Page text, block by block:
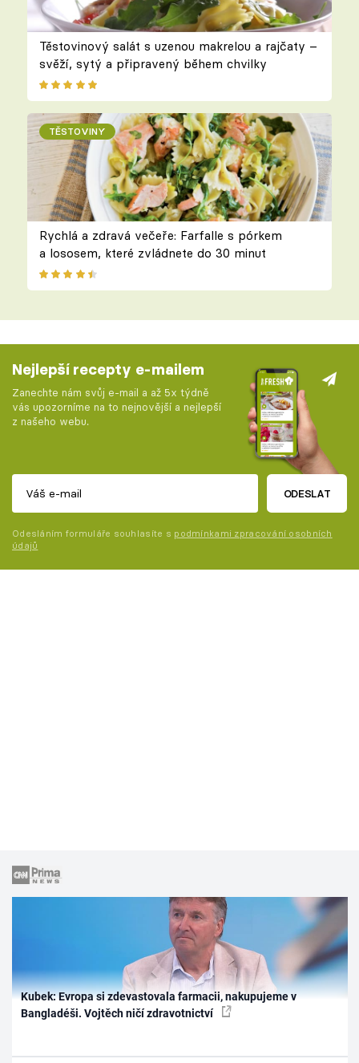
Těstovinový salát s uzenou makrelou a rajčaty –
svěží, sytý a připravený během chvilky
TĚSTOVINY
Rychlá a zdravá večeře: Farfalle s pórkem
a lososem, které zvládnete do 30 minut
Nejlepší recepty e-mailem
Zanechte nám svůj e-mail a až 5x týdně
vás upozorníme na to nejnovější a nejlepší
z našeho webu.
ODESLAT
Odesláním formuláře souhlasíte s podmínkami zpracování osobních
údajů
Kubek: Evropa si zdevastovala farmacii, nakupujeme v
Bangladéši. Vojtěch ničí zdravotnictví